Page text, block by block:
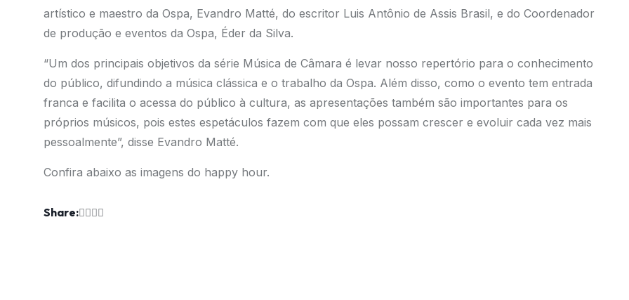
artístico e maestro da Ospa, Evandro Matté, do escritor Luis Antônio de Assis Brasil, e do Coordenador
de produção e eventos da Ospa, Éder da Silva.
“Um dos principais objetivos da série Música de Câmara é levar nosso repertório para o conhecimento
do público, difundindo a música clássica e o trabalho da Ospa. Além disso, como o evento tem entrada
franca e facilita o acessa do público à cultura, as apresentações também são importantes para os
próprios músicos, pois estes espetáculos fazem com que eles possam crescer e evoluir cada vez mais
pessoalmente”, disse Evandro Matté.
Confira abaixo as imagens do happy hour.
Share: